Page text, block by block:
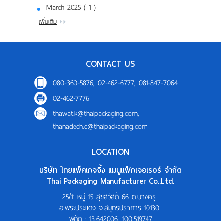
March 2025 ( 1 )
เพิ่มเติม
CONTACT US
080-360-5876, 02-462-6777, 081-847-7064
02-462-7776
thawat.k@thaipackaging.com,
thanadech.c@thaipackaging.com
LOCATION
บริษัท ไทยแพ็คเกจจิ้ง แมนูแฟ็กเจอเรอร์ จำกัด
Thai Packaging Manufacturer Co.,Ltd.
25/11 หมู่ 15 สุขสวัสดิ์ 66 ต.บางครุ
อ.พระประแดง จ.สมุทรปราการ 10130
พิกัด : 13.642006, 100.519747